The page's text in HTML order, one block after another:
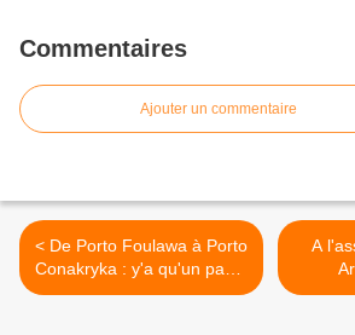
Commentaires
Ajouter un commentaire
< De Porto Foulawa à Porto
Conakryka : y'a qu'un pas...
(épisode1)
A